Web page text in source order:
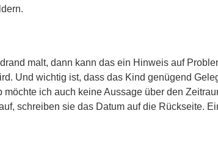
malt, dann kann das ein Hinweis auf
Und wichtig ist, dass das Kind genügend
ich auch keine Aussage über den
schreiben sie das Datum auf die Rückseite.